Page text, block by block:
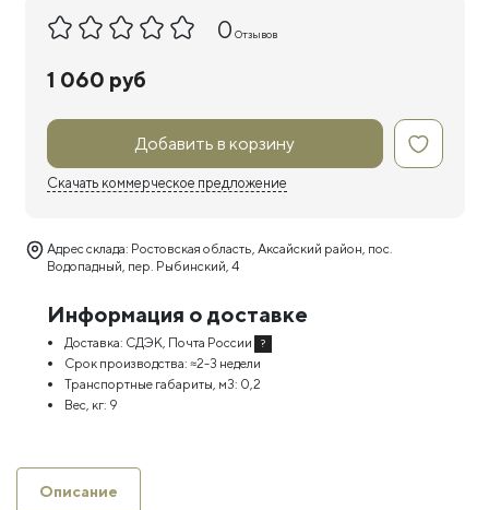
0 Отзывов
1 060 руб
Добавить в корзину
Скачать коммерческое предложение
Адрес склада: Ростовская область, Аксайский район, пос.
Водопадный, пер. Рыбинский, 4
Информация о доставке
Доставка: СДЭК, Почта России ?
Срок производства: ≈2-3 недели
Транспортные габариты, м3: 0,2
Вес, кг: 9
Описание